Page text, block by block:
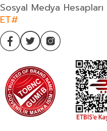
Sosyal Medya Hesapları
ET#